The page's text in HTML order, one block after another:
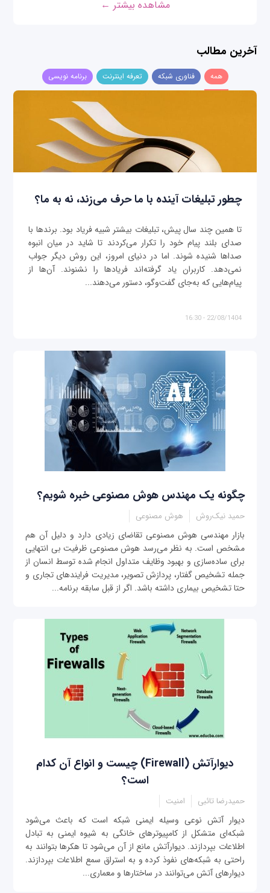
مشاهده بیشتر ←
آخرین مطالب
همه فناوری شبکه تعرفه اینترنت برنامه نویسی
چطور تبلیغات آینده با ما حرف می‌زند، نه به ما؟
تا همین چند سال پیش، تبلیغات بیشتر شبیه فریاد بود. برندها با
صدای بلند پیام خود را تکرار می‌کردند تا شاید در میان انبوه
صداها شنیده شوند. اما در دنیای امروز، این روش دیگر جواب
نمی‌دهد. کاربران یاد گرفته‌اند فریادها را نشنوند. آن‌ها از
پیام‌هایی که به‌جای گفت‌وگو، دستور می‌دهند...
22/08/1404 - 16:30
چگونه یک مهندس هوش مصنوعی خبره شویم؟
حمید نیک‌روش هوش مصنوعی
بازار مهندسی هوش مصنوعی تقاضای زیادی دارد و دلیل آن هم
مشخص است. به نظر می‌رسد هوش مصنوعی ظرفیت بی ‌انتهایی
برای ساده‌سازی و بهبود وظایف متداول انجام شده توسط انسان از
جمله تشخیص گفتار، پردازش تصویر، مدیریت فرایندهای تجاری و
حتا تشخیص بیماری داشته باشد. اگر از قبل سابقه برنامه‌...
دیوارآتش (Firewall) چیست و انواع آن کدام
است؟
حمیدرضا تائبی امنیت
دیوار آتش نوعی وسیله ایمنی شبکه است که باعث می‌شود
شبکه‌ای متشکل از کامپیوترهای خانگی به شیوه ایمنی به تبادل
اطلاعات بپردازند. دیوارآتش مانع از آن می‌شود تا هکرها بتوانند به
راحتی به شبکه‌های نفوذ کرده و به استراق سمع اطلاعات بپردازند.
دیوارهای آتش می‌توانند در ساختارها و معماری...